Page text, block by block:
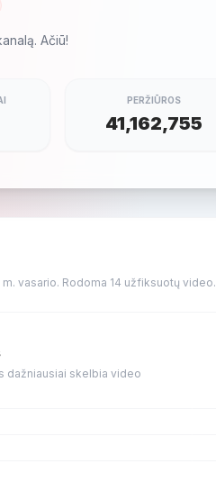
Ačiū!
PERŽIŪROS
41,162,755
vasario. Rodoma 14 užfiksuotų video.
dažniausiai skelbia video